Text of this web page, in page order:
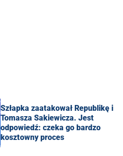
Szłapka zaatakował Republikę i
Tomasza Sakiewicza. Jest
odpowiedź: czeka go bardzo
kosztowny proces